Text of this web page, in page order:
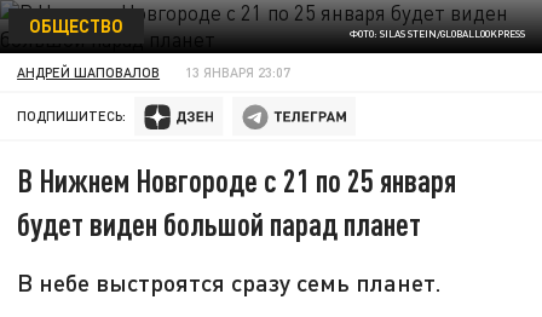
ФОТО: SILAS STEIN/GLOBALLOOKPRESS
ОБЩЕСТВО
АНДРЕЙ ШАПОВАЛОВ 13 ЯНВАРЯ 23:07
ПОДПИШИТЕСЬ:
В Нижнем Новгороде с 21 по 25 января
будет виден большой парад планет
В небе выстроятся сразу семь планет.